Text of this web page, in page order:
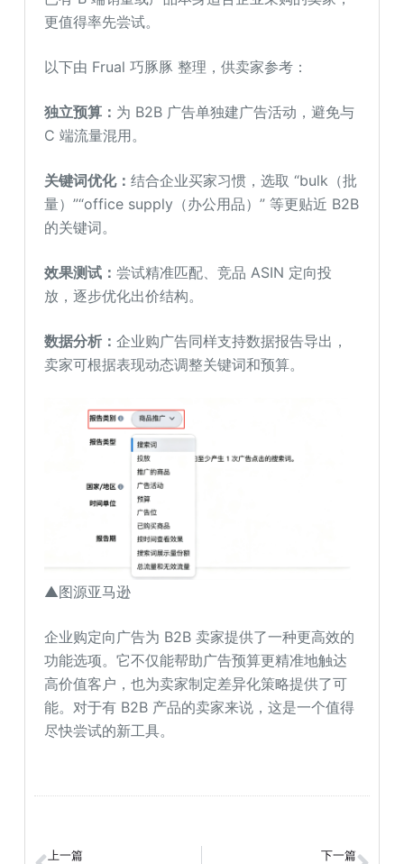
更值得率先尝试。
以下由 Frual 巧豚豚 整理，供卖家参考：
独立预算： 为 B2B 广告单独建广告活动，避免与
C 端流量混用。
关键词优化：结合企业买家习惯，选取 “bulk（批
量）”“office supply（办公用品）” 等更贴近 B2B
的关键词。
效果测试：尝试精准匹配、竞品 ASIN 定向投
放，逐步优化出价结构。
数据分析：企业购广告同样支持数据报告导出，
卖家可根据表现动态调整关键词和预算。
▲图源亚马逊
企业购定向广告为 B2B 卖家提供了一种更高效的
功能选项。它不仅能帮助广告预算更精准地触达
高价值客户，也为卖家制定差异化策略提供了可
能。对于有 B2B 产品的卖家来说，这是一个值得
尽快尝试的新工具。
上一篇 下一篇